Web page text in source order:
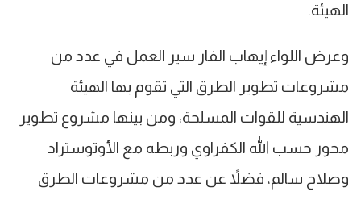
الهيئة.
وعرض اللواء إيهاب الفار سير العمل في عدد من
مشروعات تطوير الطرق التي تقوم بها الهيئة
الهندسية للقوات المسلحة، ومن بينها مشروع تطوير
محور حسب الله الكفراوي وربطه مع الأوتوستراد
وصلاح سالم، فضلاً عن عدد من مشروعات الطرق